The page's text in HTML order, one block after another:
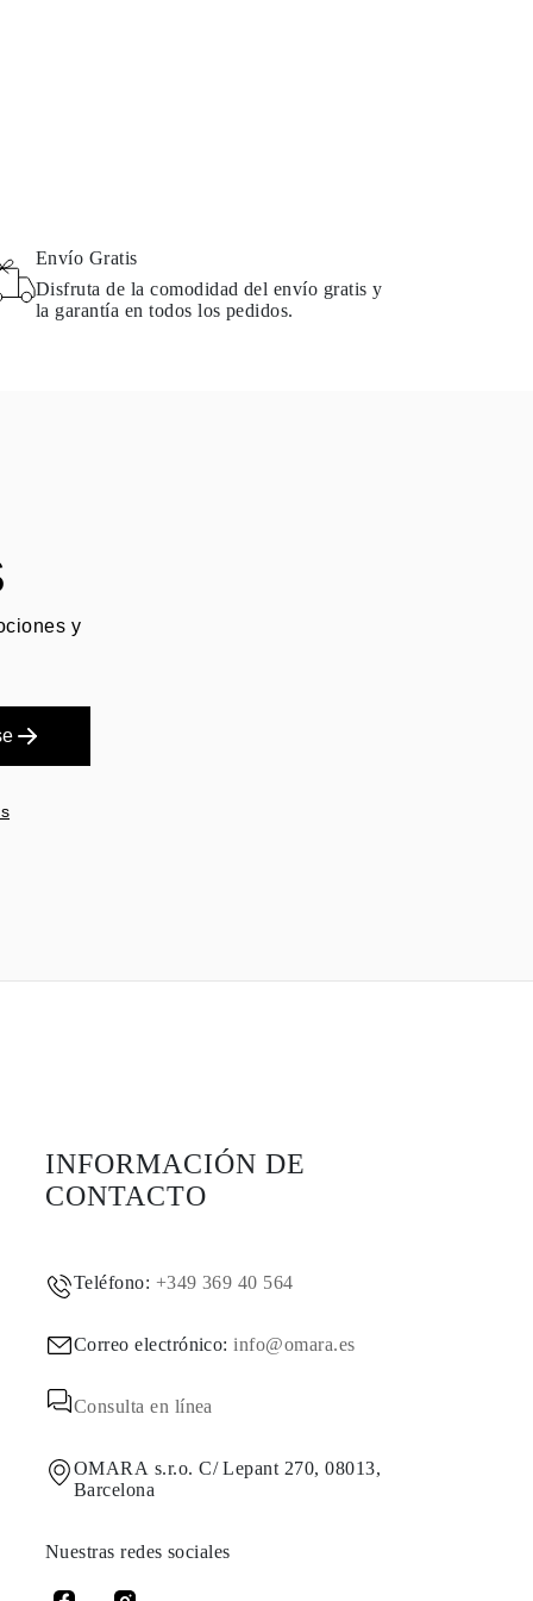
Envío Gratis
Disfruta de la comodidad del envío gratis y
la garantía en todos los pedidos.
y
INFORMACIÓN DE
CONTACTO
Teléfono: +349 369 40 564
Correo electrónico:info@omara.es
Consulta en línea
OMARA s.r.o. C/ Lepant 270, 08013,
Barcelona
Nuestras redes sociales